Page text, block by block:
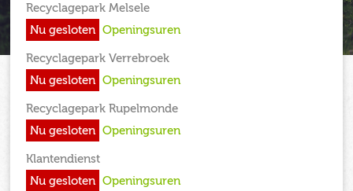
Recyclagepark Melsele
Nu gesloten Openingsuren
Recyclagepark Verrebroek
Nu gesloten Openingsuren
Recyclagepark Rupelmonde
Nu gesloten Openingsuren
Klantendienst
Nu gesloten Openingsuren